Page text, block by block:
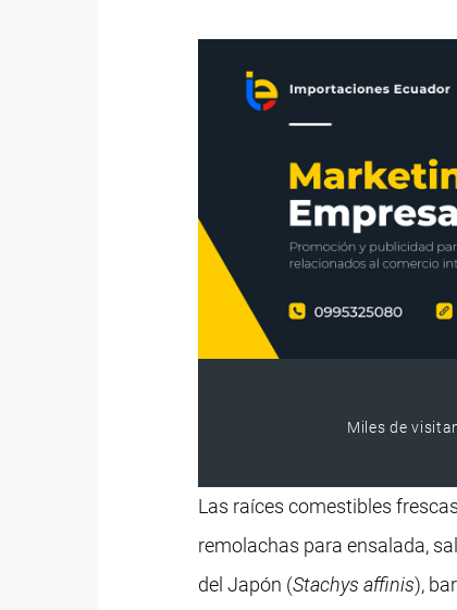
Miles de
Las raíces comestibles
remolachas para ensalada,
del Japón (Stachys affinis),